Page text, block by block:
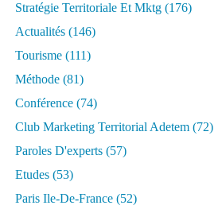
Stratégie Territoriale Et Mktg (176)
Actualités (146)
Tourisme (111)
Méthode (81)
Conférence (74)
Club Marketing Territorial Adetem (72)
Paroles D'experts (57)
Etudes (53)
Paris Ile-De-France (52)